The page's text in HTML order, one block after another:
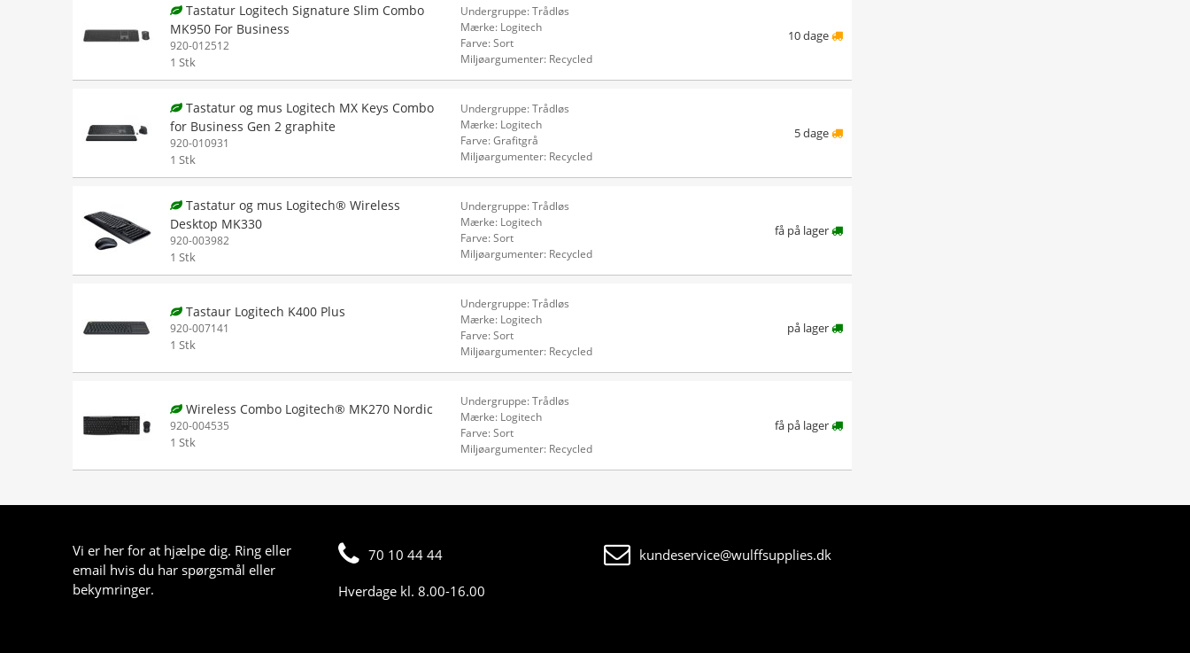
Tastatur Logitech Signature Slim Combo
MK950 For Business
920-012512
1 Stk
Undergruppe: Trådløs
Mærke: Logitech
Farve: Sort
Miljøargumenter: Recycled
10 dage
Tastatur og mus Logitech MX Keys Combo
for Business Gen 2 graphite
920-010931
1 Stk
Undergruppe: Trådløs
Mærke: Logitech
Farve: Grafitgrå
Miljøargumenter: Recycled
5 dage
Tastatur og mus Logitech® Wireless
Desktop MK330
920-003982
1 Stk
Undergruppe: Trådløs
Mærke: Logitech
Farve: Sort
Miljøargumenter: Recycled
få på lager
Tastaur Logitech K400 Plus
920-007141
1 Stk
Undergruppe: Trådløs
Mærke: Logitech
Farve: Sort
Miljøargumenter: Recycled
på lager
Wireless Combo Logitech® MK270 Nordic
920-004535
1 Stk
Undergruppe: Trådløs
Mærke: Logitech
Farve: Sort
Miljøargumenter: Recycled
få på lager
Vi er her for at hjælpe dig. Ring eller
email hvis du har spørgsmål eller
bekymringer.
70 10 44 44
Hverdage kl. 8.00-16.00
kundeservice@wulffsupplies.dk